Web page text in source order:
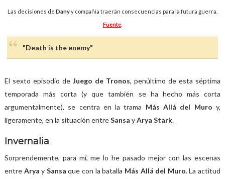
Las decisiones de Danyy compañía traerán consecuencias para la futura guerra.
Fuente.
"Death is the enemy"
El sexto episodio de Juego de Tronos, penúltimo de esta séptima
temporada más corta (y que también se ha hecho más corta
argumentalmente), se centra en la trama Más Allá del Muroy,
ligeramente, en la situación entreSansa yArya Stark.
Invernalia
Sorprendemente, para mí, me lo he pasado mejor con las escenas
entre Aryay Sansaque con la batalla Más Allá del Muro. La actitud